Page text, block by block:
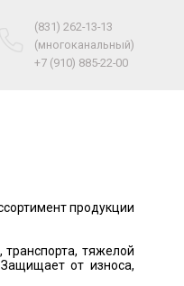
(831) 262-13-13
(многоканальный)
+7 (910) 885-22-00
продукции
тяжелой
от износа,